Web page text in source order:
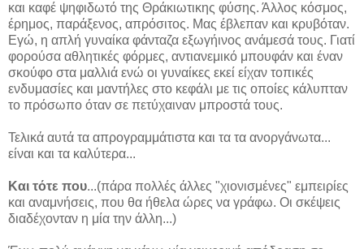
και καφέ ψηφιδωτό της Θράκιωτικης φύσης. Άλλος κόσμος,
έρημος, παράξενος, απρόσιτος. Μας έβλεπαν και κρυβόταν.
Εγώ, η απλή γυναίκα φάνταζα εξωγήινος ανάμεσά τους. Γιατί
φορούσα αθλητικές φόρμες, αντιανεμικό μπουφάν και έναν
σκούφο στα μαλλιά ενώ οι γυναίκες εκεί είχαν τοπικές
ενδυμασίες και μαντήλες στο κεφάλι με τις οποίες κάλυπταν
το πρόσωπο όταν σε πετύχαιναν μπροστά τους.
Τελικά αυτά τα απρογραμμάτιστα και τα τα ανοργάνωτα...
είναι και τα καλύτερα...
Και τότε που...(πάρα πολλές άλλες "χιονισμένες" εμπειρίες
και αναμνήσεις, που θα ήθελα ώρες να γράφω. Οι σκέψεις
διαδέχονταν η μία την άλλη...)